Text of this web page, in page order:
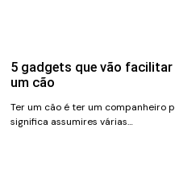
5 gadgets que vão
um cão
Ter um cão é ter um companheiro
significa assumires várias…